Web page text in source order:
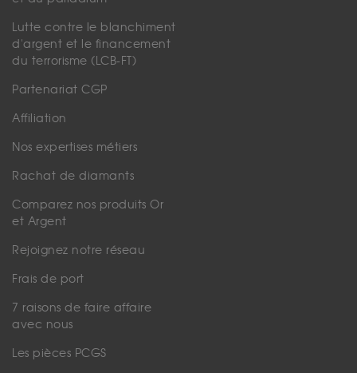
Lutte contre le blanchiment
d'argent et le financement
du terrorisme (LCB-FT)
Partenariat CGP
Affiliation
Nos expertises métiers
Rachat de diamants
Comparez nos produits Or
et Argent
Rejoignez notre réseau
Frais de port
7 raisons de faire affaire
avec nous
Les pièces PCGS